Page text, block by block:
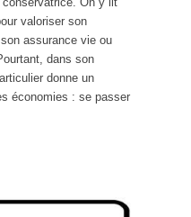
valoriser son
assurance vie ou
dans son
donne un
économies : se passer